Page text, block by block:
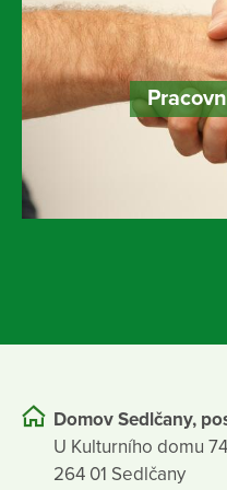
Domov Sedlčany,
U Kulturního domu
264 01 Sedlčany